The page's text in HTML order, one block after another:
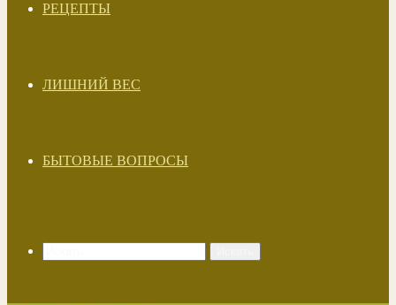
РЕЦЕПТЫ
ЛИШНИЙ ВЕС
БЫТОВЫЕ ВОПРОСЫ